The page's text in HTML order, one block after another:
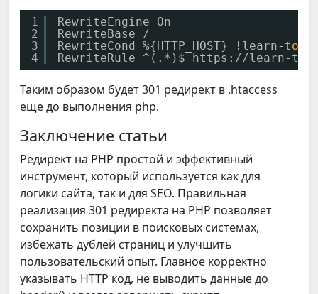
1
2
3
4
RewriteEngine On
RewriteBase /
RewriteCond %{HTTP_HOST} !learn- top
RewriteRule ^(.*)$ https: //learn-
Таким образом будет 301 редирект в .htaccess
еще до выполнения php.
Заключение статьи
Редирект на PHP простой и эффективный
инструмент, который используется как для
логики сайта, так и для SEO. Правильная
реализация 301 редиректа на PHP позволяет
сохранить позиции в поисковых системах,
избежать дублей страниц и улучшить
пользовательский опыт. Главное корректно
указывать HTTP код, не выводить данные до